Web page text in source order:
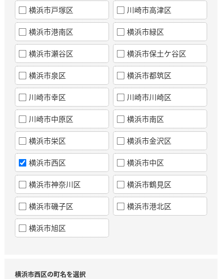
横浜市戸塚区 川崎市高津区
横浜市港南区 横浜市緑区
横浜市瀬谷区 横浜市保土ケ谷区
横浜市泉区 横浜市都筑区
川崎市幸区 川崎市川崎区
川崎市中原区 横浜市南区
横浜市栄区 横浜市金沢区
横浜市西区 横浜市中区
横浜市神奈川区 横浜市鶴見区
横浜市磯子区 横浜市港北区
横浜市旭区
横浜市西区の町名を選択